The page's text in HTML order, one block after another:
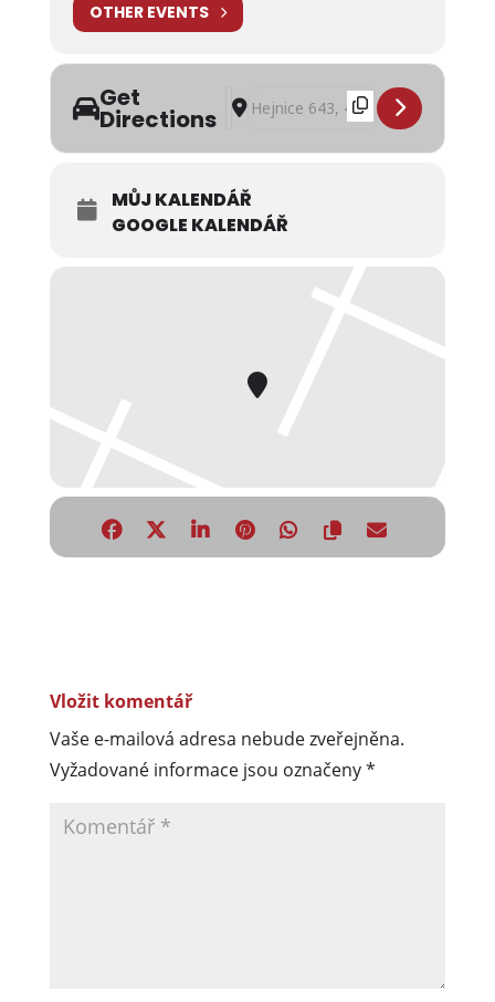
OTHER EVENTS
Get
Directions
Address - Putování po stopách
Destination Address - Putování
MŮJ KALENDÁŘ
GOOGLE KALENDÁŘ
Vložit komentář
Vaše e-mailová adresa nebude zveřejněna.
Vyžadované informace jsou označeny*